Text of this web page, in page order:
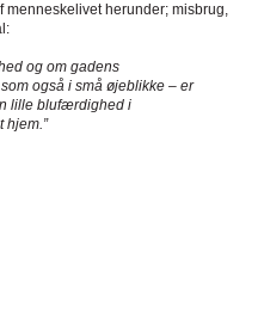
menneskelivet herunder; misbrug,
og om gadens
også i små øjeblikke – er
lille blufærdighed i
hjem.”